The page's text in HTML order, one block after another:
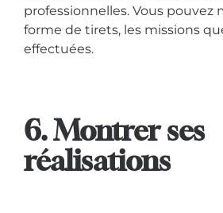
professionnelles. Vous pouvez
forme de tirets, les missions
effectuées.
6. Montrer ses
réalisations